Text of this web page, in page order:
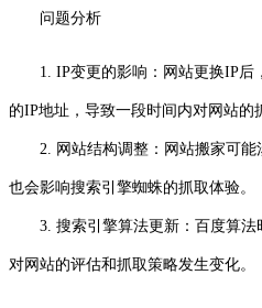
问题分析
1. IP变更的影响：网站更换IP
的IP地址，导致一段时间内对网站的
2. 网站结构调整：网站搬家可能
也会影响搜索引擎蜘蛛的抓取体验。
3. 搜索引擎算法更新：百度算法
对网站的评估和抓取策略发生变化。